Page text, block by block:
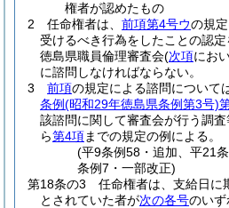
権者が認めたもの
2
任命権者は、 前項第4号ウの規
受けるべき行為をしたことの認定
徳島県職員倫理審査会(次項にお
に諮問しなければならない。
3
前項の規定による諮問について
条例(昭和29年徳島県条例第3号)
該諮問に関して審査会が行う調
ら第4項までの規定の例による。
(平9条例58・追加、平21
条例7・一部改正)
第18条の3
任命権者は、支給日に
とされていた者が次の各号のいず